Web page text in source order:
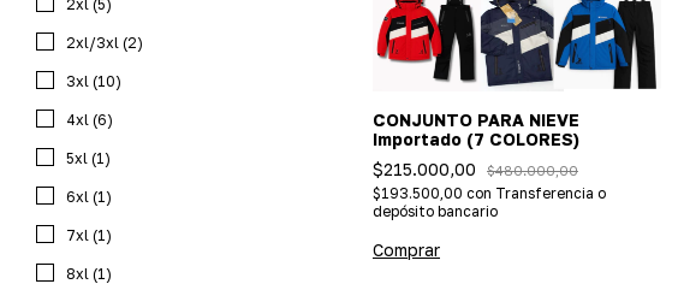
2xl (5)
2xl/3xl (2)
3xl (10)
4xl (6)
5xl (1)
6xl (1)
7xl (1)
8xl (1)
CONJUNTO PARA NIEVE
Importado (7 COLORES)
$215.000,00
$480.000,00
$193.500,00 con Transferencia o
depósito bancario
Comprar